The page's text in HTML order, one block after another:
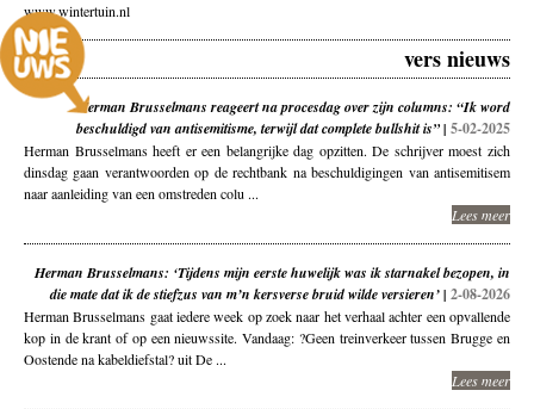
www.wintertuin.nl
vers nieuws
Herman Brusselmans reageert na procesdag over zijn columns: “Ik word
beschuldigd van antisemitisme, terwijl dat complete bullshit is” | 5-02-2025
Herman Brusselmans heeft er een belangrijke dag opzitten. De schrijver moest zich
dinsdag gaan verantwoorden op de rechtbank na beschuldigingen van antisemitisem
naar aanleiding van een omstreden colu ...
Lees meer
Herman Brusselmans: ‘Tijdens mijn eerste huwelijk was ik starnakel bezopen, in
die mate dat ik de stiefzus van m’n kersverse bruid wilde versieren’ | 2-08-2026
Herman Brusselmans gaat iedere week op zoek naar het verhaal achter een opvallende
kop in de krant of op een nieuwssite. Vandaag: ?Geen treinverkeer tussen Brugge en
Oostende na kabeldiefstal? uit De ...
Lees meer